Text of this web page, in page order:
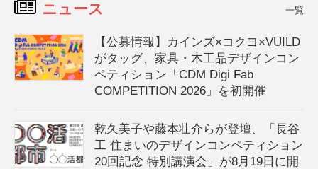
ニュース 一覧
【公募情報】カインズ×コクヨ×VUILD
がタッグ、家具・木工品デザインコン
ペティション「CDM Digi Fab
COMPETITION 2026」を初開催
乾久美子や藤本壮介らが登壇、「長谷
工 住まいのデザインコンペティション
20回記念 特別講演会」が8月19日に開